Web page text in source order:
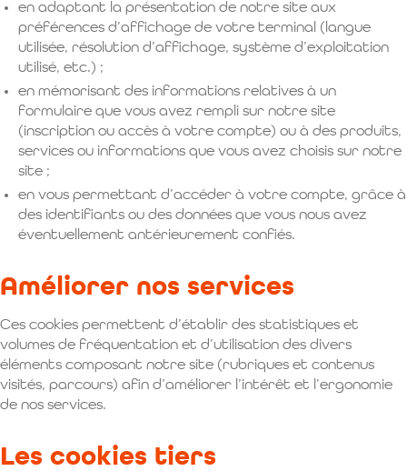
en adaptant la présentation de notre site aux
préférences d’affichage de votre terminal (langue
utilisée, résolution d’affichage, système d’exploitation
utilisé, etc.) ;
en mémorisant des informations relatives à un
formulaire que vous avez rempli sur notre site
(inscription ou accès à votre compte) ou à des produits,
services ou informations que vous avez choisis sur notre
site ;
en vous permettant d’accéder à votre compte, grâce à
des identifiants ou des données que vous nous avez
éventuellement antérieurement confiés.
Améliorer nos services
Ces cookies permettent d’établir des statistiques et
volumes de fréquentation et d’utilisation des divers
éléments composant notre site (rubriques et contenus
visités, parcours) afin d’améliorer l’intérêt et l’ergonomie
de nos services.
Les cookies tiers